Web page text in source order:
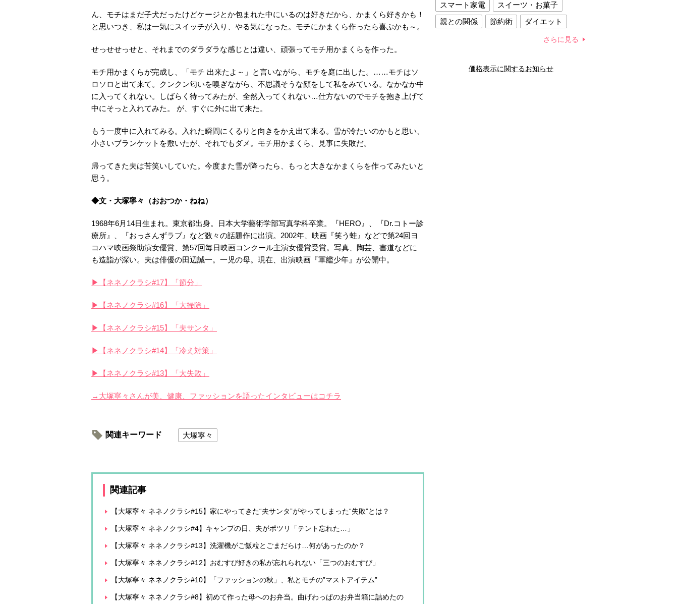
ん、モチはまだ子犬だったけどケージとか包まれた中にいるのは好きだから、かまくら好きかも！
と思いつき、私は一気にスイッチが入り、やる気になった。モチにかまくら作ったら喜ぶかも～。
せっせせっせと、それまでのダラダラな感じとは違い、頑張ってモチ用かまくらを作った。
モチ用かまくらが完成し、「モチ 出来たよ～」と言いながら、モチを庭に出した。……モチはソ
ロソロと出て来て。クンクン匂いを嗅ぎながら、不思議そうな顔をして私をみている。なかなか中
に入ってくれない。しばらく待ってみたが、全然入ってくれない…仕方ないのでモチを抱き上げて
中にそっと入れてみた。 が、すぐに外に出て来た。
もう一度中に入れてみる。入れた瞬間にくるりと向きをかえ出て来る。雪が冷たいのかもと思い、
小さいブランケットを敷いたが、それでもダメ。モチ用かまくら、見事に失敗だ。
帰ってきた夫は苦笑いしていた。今度また雪が降ったら、もっと大きなかまくらを作ってみたいと
思う。
◆文・大塚寧々（おおつか・ねね）
1968年6月14日生まれ。東京都出身。日本大学藝術学部写真学科卒業。『HERO』、『Dr.コトー診
療所』、『おっさんずラブ』など数々の話題作に出演。2002年、映画『笑う蛙』などで第24回ヨ
コハマ映画祭助演女優賞、第57回毎日映画コンクール主演女優賞受賞。写真、陶芸、書道などに
も造詣が深い。夫は俳優の田辺誠一。一児の母。現在、出演映画『軍艦少年』が公開中。
▶【ネネノクラシ#17】「節分」
▶【ネネノクラシ#16】「大掃除」
▶【ネネノクラシ#15】「夫サンタ」
▶【ネネノクラシ#14】「冷え対策」
▶【ネネノクラシ#13】「大失敗」
→大塚寧々さんが美、健康、ファッションを語ったインタビューはコチラ
関連キーワード 大塚寧々
関連記事
【大塚寧々 ネネノクラシ#15】家にやってきた“夫サンタ”がやってしまった“失敗”とは？
【大塚寧々 ネネノクラシ#4】キャンプの日、夫がポツリ「テント忘れた…」
【大塚寧々 ネネノクラシ#13】洗濯機がご飯粒とごまだらけ…何があったのか？
【大塚寧々 ネネノクラシ#12】おむすび好きの私が忘れられない「三つのおむすび」
【大塚寧々 ネネノクラシ#10】「ファッションの秋」、私とモチの”マストアイテム”
【大塚寧々 ネネノクラシ#8】初めて作った母へのお弁当。曲げわっぱのお弁当箱に詰めたの
スマート家電
スイーツ・お菓子
親との関係
節約術
ダイエット
夫との関係
新津春子 どか食い
さらに見る
価格表示に関するお知らせ